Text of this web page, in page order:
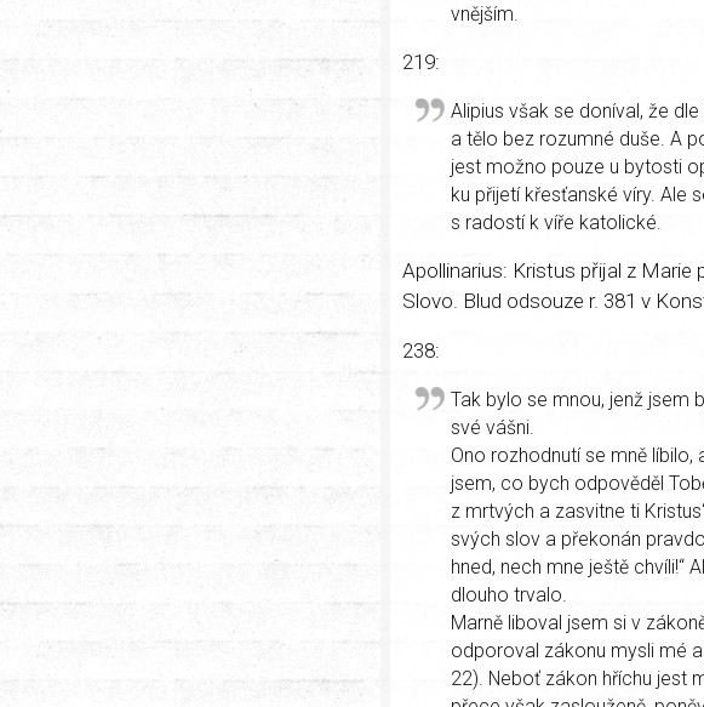
vnějším.
219:
Alipius však se doníval, že
a tělo bez rozumné duše. A
jest možno pouze u bytosti
ku přijetí křesťanské víry. Ale
s radostí k víře katolické.
Apollinarius: Kristus přijal z Marie
Slovo. Blud odsouze r. 381 v
238:
Tak bylo se mnou, jenž jsem
své vášni.
Ono rozhodnutí se mně
jsem, co bych odpověděl
z mrtvých a zasvitne ti
svých slov a překonán
hned, nech mne ještě chvíli!“
dlouho trvalo.
Marně liboval jsem si v
odporoval zákonu mysli mé
22). Neboť zákon hříchu jest